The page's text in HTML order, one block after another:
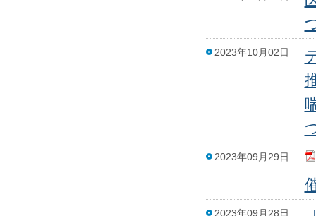
2023年10月02日
2023年09月29日
2023年09月28日